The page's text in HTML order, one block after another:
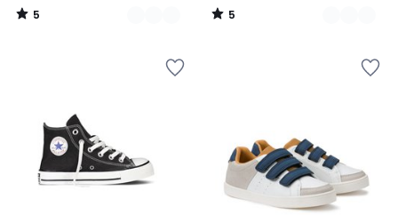
5
/
5
/